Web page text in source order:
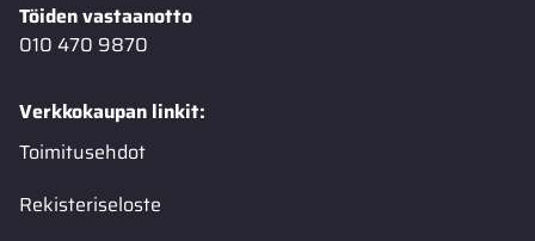
Töiden vastaanotto
010 470 9870
Verkkokaupan linkit:
Toimitusehdot
Rekisteriseloste